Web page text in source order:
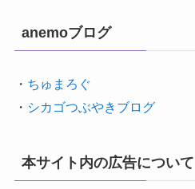
anemoブログ
・ ちゅまろぐ
・ シカゴつぶやきブログ
本サイト内の広告について